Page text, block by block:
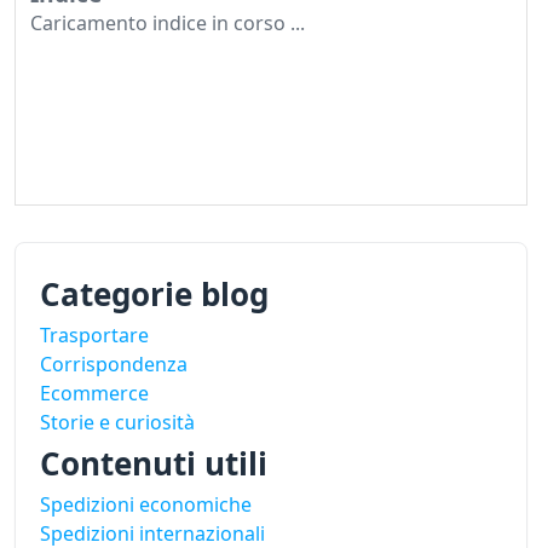
Caricamento indice in corso ...
Categorie blog
Trasportare
Corrispondenza
Ecommerce
Storie e curiosità
Contenuti utili
Spedizioni economiche
Spedizioni internazionali